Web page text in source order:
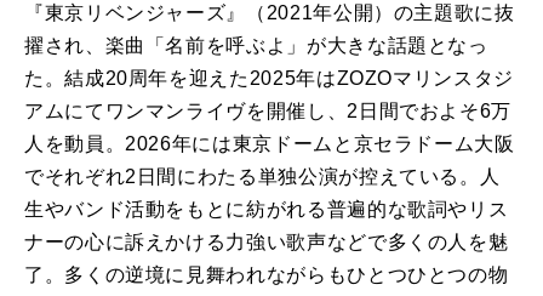
『東京リベンジャーズ』（2021年公開）の主題歌に抜
擢され、楽曲「名前を呼ぶよ」が大きな話題となっ
た。結成20周年を迎えた2025年はZOZOマリンスタジ
アムにてワンマンライヴを開催し、2日間でおよそ6万
人を動員。2026年には東京ドームと京セラドーム大阪
でそれぞれ2日間にわたる単独公演が控えている。人
生やバンド活動をもとに紡がれる普遍的な歌詞やリス
ナーの心に訴えかける力強い歌声などで多くの人を魅
了。多くの逆境に見舞われながらもひとつひとつの物